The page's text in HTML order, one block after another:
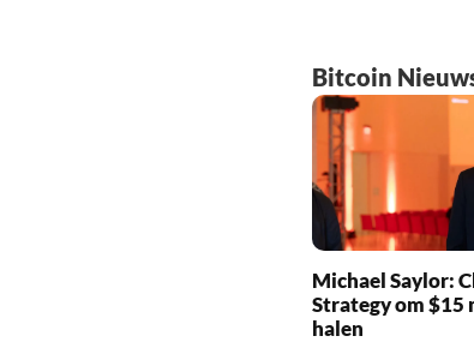
Bitcoin
Michael Saylor:
Strategy om $15
halen